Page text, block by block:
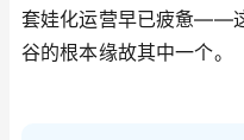
套娃化运营早已疲惫——
谷的根本缘故其中一个。